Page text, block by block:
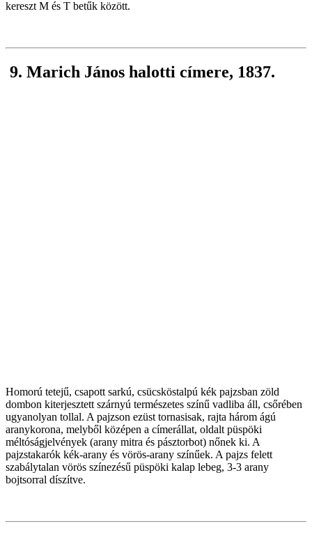
kereszt M és T betűk között.
9. Marich János halotti címere, 1837.
Homorú tetejű, csapott sarkú, csücsköstalpú kék pajzsban zöld
dombon kiterjesztett szárnyú természetes színű vadliba áll, csőrében
ugyanolyan tollal. A pajzson ezüst tornasisak, rajta három ágú
aranykorona, melyből középen a címerállat, oldalt püspöki
méltóságjelvények (arany mitra és pásztorbot) nőnek ki. A
pajzstakarók kék-arany és vörös-arany színűek. A pajzs felett
szabálytalan vörös színezésű püspöki kalap lebeg, 3-3 arany
bojtsorral díszítve.